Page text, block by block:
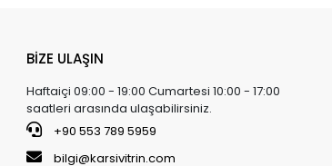
BİZE ULAŞIN
Haftaiçi 09:00 - 19:00 Cumartesi 10:00 - 17:00
saatleri arasında ulaşabilirsiniz.
+90 553 789 5959
bilgi@karsivitrin.com